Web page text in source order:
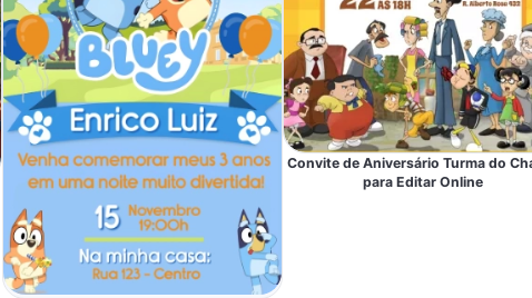
Convite de Aniversário Turma do
para Editar Online